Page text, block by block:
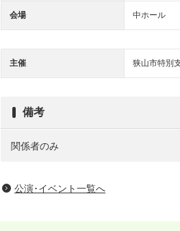
会場 中ホール
主催 狭山市特別
備考
関係者のみ
公演･イベント一覧へ